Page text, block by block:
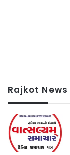
Rajkot News